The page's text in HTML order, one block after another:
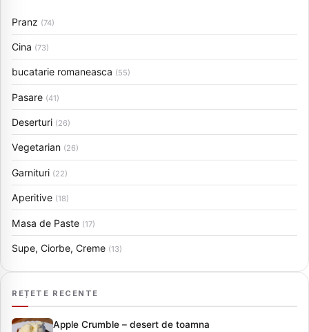
Pranz (74)
Cina (73)
bucatarie romaneasca (55)
Pasare (41)
Deserturi (26)
Vegetarian (26)
Garnituri (22)
Aperitive (18)
Masa de Paste (17)
Supe, Ciorbe, Creme (13)
REȚETE RECENTE
Apple Crumble – desert de toamna